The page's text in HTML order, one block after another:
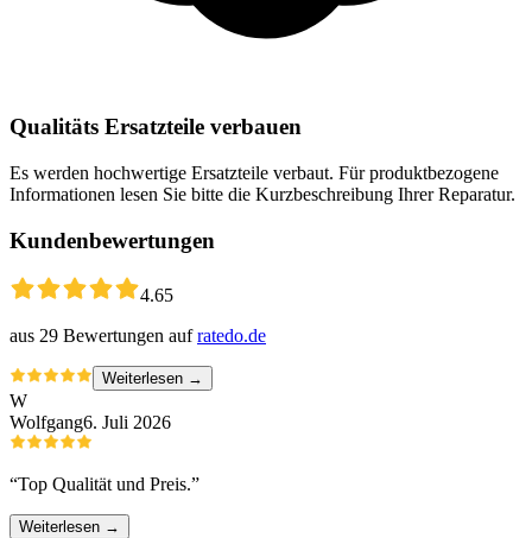
Qualitäts Ersatzteile verbauen
Es werden hochwertige Ersatzteile verbaut. Für produktbezogene
Informationen lesen Sie bitte die Kurzbeschreibung Ihrer Reparatur.
Kundenbewertungen
4.65
aus 29 Bewertungen auf ratedo.de
Weiterlesen →
W
Wolfgang6. Juli 2026
“Top Qualität und Preis.”
Weiterlesen →